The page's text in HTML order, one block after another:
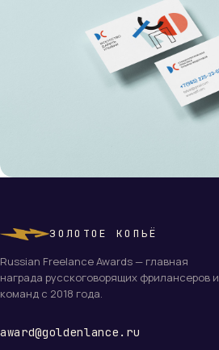
ЗОЛОТОЕ КОПЬЁ
Russian Freelance Awards — главная
награда русскоговорящих фрилансеров и
команд с 2018 года.
award@goldenlance.ru